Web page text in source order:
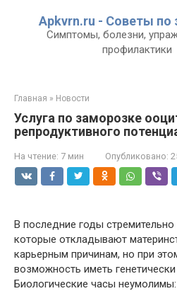
Apkvrn.ru - Советы по
Симптомы, болезни,
профилактики
Главная » Новости
Услуга по заморозке
репродуктивного
На чтение: 7 мин Опубликовано:
В последние годы
которые откладывают
карьерным причинам, но при
возможность иметь
Биологические часы